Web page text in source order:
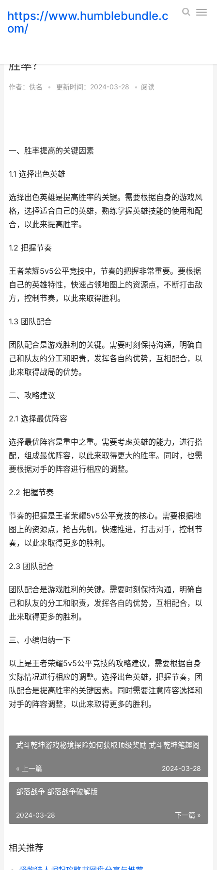
https://www.humblebundle.c
om/
胜率？
作者： 佚名 • 更新时间：2024-03-28 • 阅读
一、胜率提高的关键因素
1.1 选择出色英雄
选择出色英雄是提高胜率的关键。需要根据自身的游戏风
格，选择适合自己的英雄，熟练掌握英雄技能的使用和配
合，以此来提高胜率。
1.2 把握节奏
王者荣耀5v5公平竞技中，节奏的把握非常重要。要根据
自己的英雄特性，快速占领地图上的资源点，不断打击敌
方，控制节奏，以此来取得胜利。
1.3 团队配合
团队配合是游戏胜利的关键。需要时刻保持沟通，明确自
己和队友的分工和职责，发挥各自的优势，互相配合，以
此来取得战局的优势。
二、攻略建议
2.1 选择最优阵容
选择最优阵容是重中之重。需要考虑英雄的能力，进行搭
配，组成最优阵容，以此来取得更大的胜率。同时，也需
要根据对手的阵容进行相应的调整。
2.2 把握节奏
节奏的把握是王者荣耀5v5公平竞技的核心。需要根据地
图上的资源点，抢占先机，快速推进，打击对手，控制节
奏，以此来取得更多的胜利。
2.3 团队配合
团队配合是游戏胜利的关键。需要时刻保持沟通，明确自
己和队友的分工和职责，发挥各自的优势，互相配合，以
此来取得更多的胜利。
三、小编归纳一下
以上是王者荣耀5v5公平竞技的攻略建议，需要根据自身
实际情况进行相应的调整。选择出色英雄，把握节奏，团
队配合是提高胜率的关键因素。同时需要注意阵容选择和
对手的阵容调整，以此来取得更多的胜利。
武斗乾坤游戏秘境探险如何获取顶级奖励 武斗乾坤笔趣阁
« 上一篇 2024-03-28
部落战争 部落战争破解版
下一篇 »
2024-03-28
相关推荐